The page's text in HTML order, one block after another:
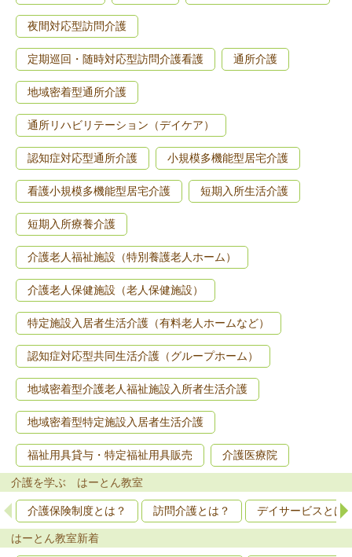
夜間対応型訪問介護
定期巡回・随時対応型訪問介護看護 通所介護
地域密着型通所介護
通所リハビリテーション（デイケア）
認知症対応型通所介護 小規模多機能型居宅介護
看護小規模多機能型居宅介護 短期入所生活介護
短期入所療養介護
介護老人福祉施設（特別養護老人ホーム）
介護老人保健施設（老人保健施設）
特定施設入居者生活介護（有料老人ホームなど）
認知症対応型共同生活介護（グループホーム）
地域密着型介護老人福祉施設入所者生活介護
地域密着型特定施設入居者生活介護
福祉用具貸与・特定福祉用具販売 介護医療院
介護を学ぶ はーとん教室
介護保険制度とは？ 訪問介護とは？ デイサービスとは
はーとん教室新着